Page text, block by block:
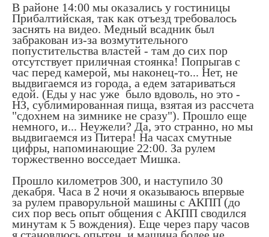
В районе 14:00 мы оказались у гостиницы
Прибалтийская, так как отъезд требовалось
заснять на видео. Медный всадник был
забракован из-за возмутительного
попустительства властей - там до сих пор
отсутствует приличная стоянка! Попрыгав с
час перед камерой, мы наконец-то... Нет, не
выдвигаемся из города, а едем затариваться
едой. (Еды у нас уже было вдоволь, но это -
НЗ, сублимированная пища, взятая из рассчета
"сдохнем на зимнике не сразу"). Прошло еще
немного, и... Неужели? Да, это странно, но мы
выдвигаемся из Питера! На часах смутные
цифры, напоминающие 22:00. За рулем
торжественно восседает Мишка.
Прошло километров 300, и наступило 30
декабря. Часа в 2 ночи я оказываюсь впервые
за рулем праворульной машины с АКПП (до
сих пор весь опыт общения с АКПП сводился
минутам к 5 вождения). Еще через пару часов